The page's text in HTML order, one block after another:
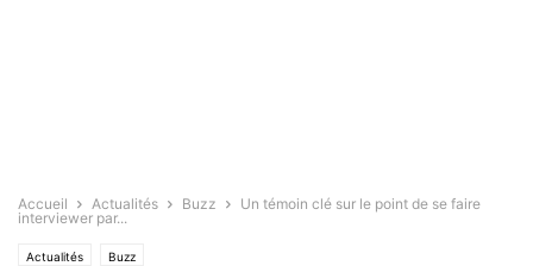
Accueil Actualités Buzz
Un témoin clé sur le point de se faire
interviewer par...
Actualités Buzz